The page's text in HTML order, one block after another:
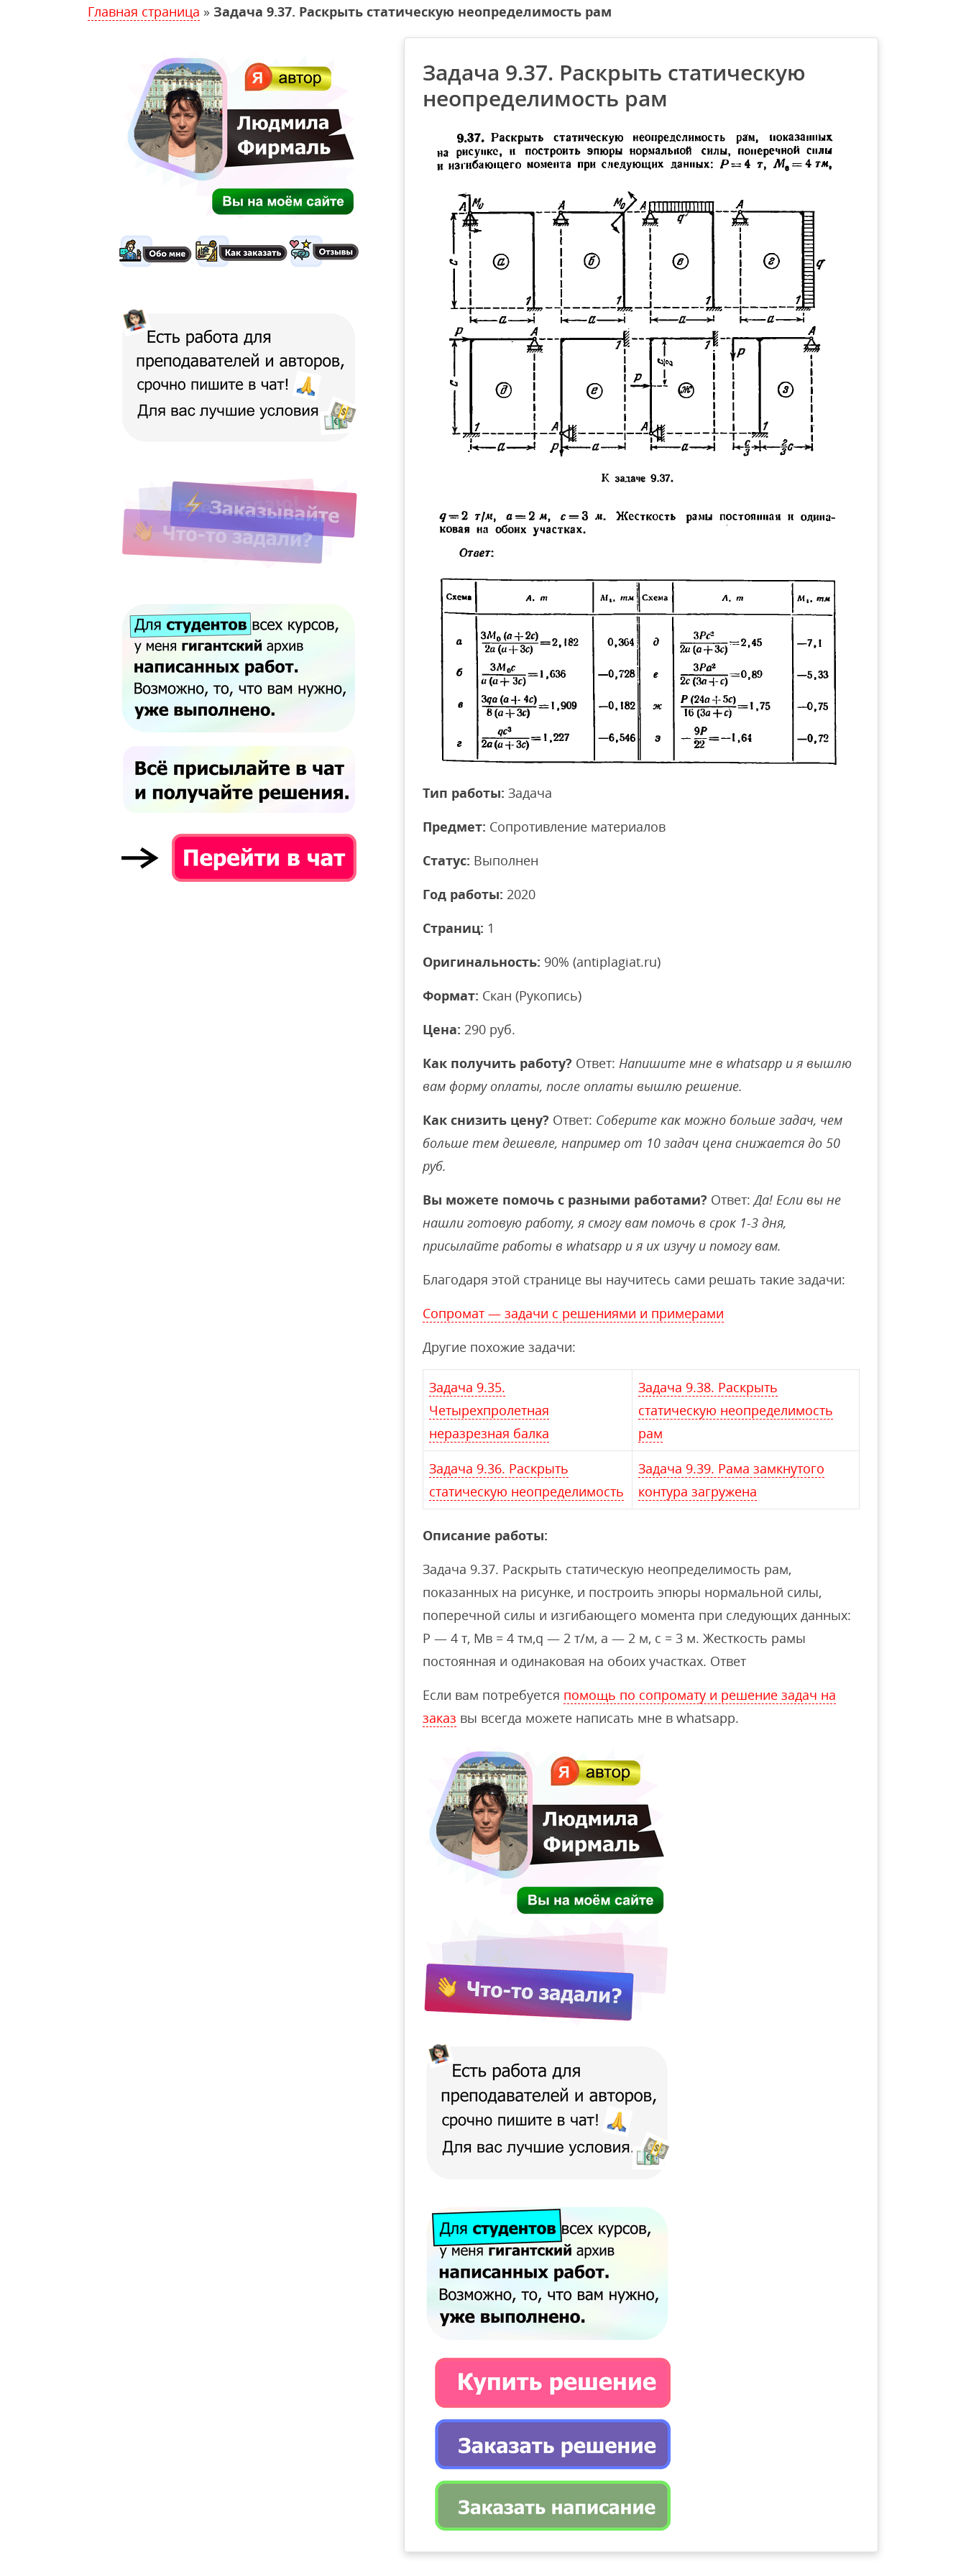
Главная страница » Задача 9.37. Раскрыть статическую неопределимость рам
Задача 9.37. Раскрыть статическую
неопределимость рам
Тип работы: Задача
Предмет: Сопротивление материалов
Статус: Выполнен
Год работы: 2020
Страниц: 1
Оригинальность: 90% (antiplagiat.ru)
Формат: Скан (Рукопись)
Цена: 290 руб.
Как получить работу? Ответ: Напишите мне в whatsapp и я вышлю
вам форму оплаты, после оплаты вышлю решение.
Как снизить цену? Ответ: Соберите как можно больше задач, чем
больше тем дешевле, например от 10 задач цена снижается до 50
руб.
Вы можете помочь с разными работами? Ответ:Да! Если вы не
нашли готовую работу, я смогу вам помочь в срок 1-3 дня,
присылайте работы в whatsapp и я их изучу и помогу вам.
Благодаря этой странице вы научитесь сами решать такие задачи:
Сопромат — задачи с решениями и примерами
Другие похожие задачи:
Задача 9.35.
Четырехпролетная
неразрезная балка
Задача 9.38. Раскрыть
статическую неопределимость
рам
Задача 9.36. Раскрыть
статическую неопределимость
Задача 9.39. Рама замкнутого
контура загружена
Описание работы:
Задача 9.37. Раскрыть статическую неопределимость рам,
показанных на рисунке, и построить эпюры нормальной силы,
поперечной силы и изгибающего момента при следующих данных:
Р — 4 т, Мв = 4 тм,q — 2 т/м, а — 2 м, с = 3 м. Жесткость рамы
постоянная и одинаковая на обоих участках. Ответ
Если вам потребуется помощь по сопромату и решение задач на
заказ вы всегда можете написать мне в whatsapp.